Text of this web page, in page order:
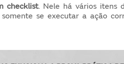
checklist. Nele há vários itens
se executar a ação